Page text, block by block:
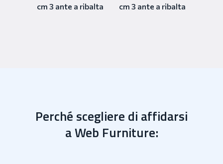
cm 3 ante a ribalta cm 3 ante a ribalta
Perché scegliere di affidarsi
a Web Furniture: